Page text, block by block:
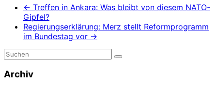
← Treffen in Ankara: Was bleibt von diesem NATO-
Gipfel?
Regierungserklärung: Merz stellt Reformprogramm
im Bundestag vor →
Archiv